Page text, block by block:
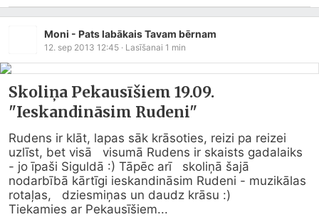
Moni - Pats labākais Tavam bērnam
12. sep 2013 12:45 · Lasīšanai 1 min
Skoliņa Pekausīšiem 19.09.
"Ieskandināsim Rudeni"
Rudens ir klāt, lapas sāk krāsoties, reizi pa reizei
uzlīst, bet visā   visumā Rudens ir skaists gadalaiks
- jo īpaši Siguldā :) Tāpēc arī   skoliņā šajā
nodarbībā kārtīgi ieskandināsim Rudeni - muzikālas
rotaļas,   dziesmiņas un daudz krāsu :)
Tiekamies ar Pekausīšiem...